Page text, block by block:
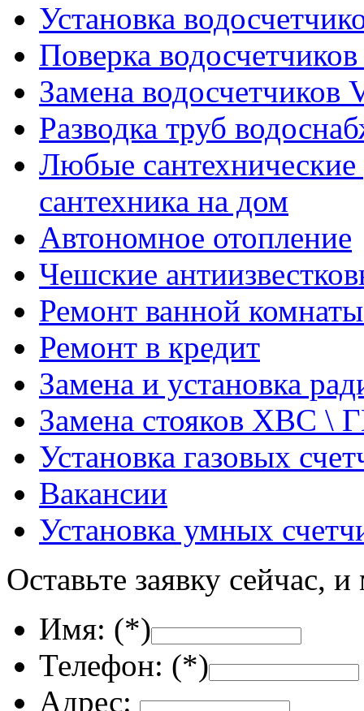
Установка
Поверка водосчетчиков
Замена
Разводка труб
Любые
сантехника на дом
Автономное отопление
Чешские
Ремонт ванной
Ремонт в кредит
Замена и установка
Замена стояков ХВС \
Установка газовых
Вакансии
Установка умных
Оставьте заявку сейчас,
Имя: (*)
Телефон: (*)
Адрес: